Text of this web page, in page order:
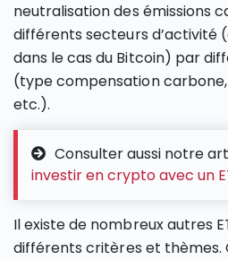
neutralisation des émissions
différents secteurs d’activité
dans le cas du Bitcoin) par
(type compensation
etc.).
Consulter aussi notre
investir en crypto avec un
Il existe de nombreux autres
différents critères et thèmes.